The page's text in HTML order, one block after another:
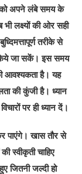
अपने लंबे समय के
लक्ष्यों की ओर सही
तरीके से
जा सकें। इस समय
आवश्यकता है। यह
की कुंजी है। ध्यान
पर ही ध्यान दें।
पाएंगे। खास तौर से
स्वीकृती चाहिए
जितनी जल्दी हो